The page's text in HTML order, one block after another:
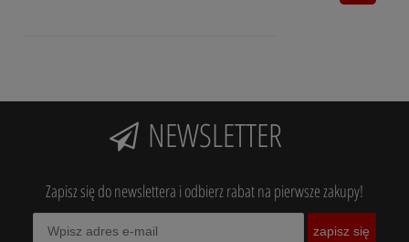
NEWSLETTER
Zapisz się do newslettera i odbierz rabat na pierwsze zakupy!
zapisz się